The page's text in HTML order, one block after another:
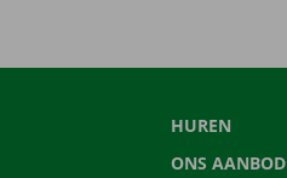
HUREN
ONS AANBOD